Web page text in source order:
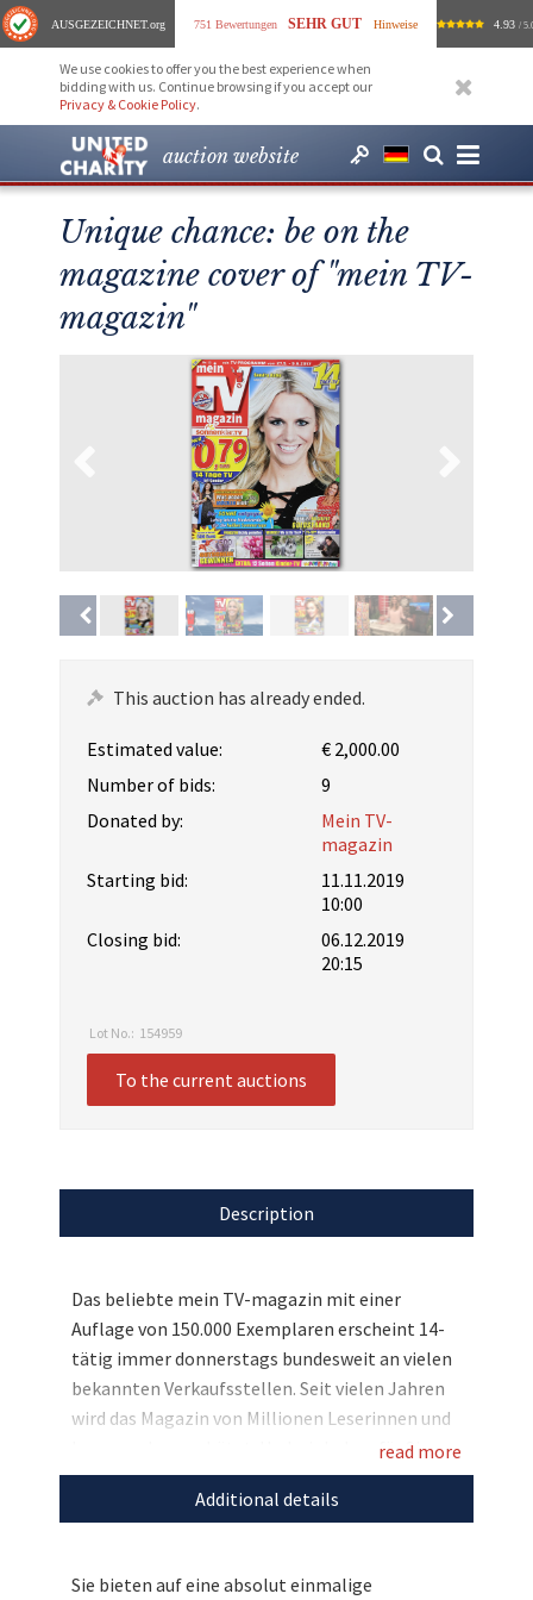
AUSGEZEICHNET.org 751 Bewertungen SEHR GUT Hinweise 4.93 /
We use cookies to offer you the best experience when
bidding with us. Continue browsing if you accept our
Privacy & Cookie Policy.
auction website
Unique chance: be on the
magazine cover of "mein TV-
magazin"
This auction has already ended.
Estimated value:
€ 2,000.00
Number of bids:
9
Donated by:
Mein TV-
magazin
Starting bid:
11.11.2019
10:00
Closing bid:
06.12.2019
20:15
Lot No.: 154959
To the current auctions
Description
Das beliebte mein TV-magazin mit einer
Auflage von 150.000 Exemplaren erscheint 14-
tätig immer donnerstags bundesweit an vielen
bekannten Verkaufsstellen. Seit vielen Jahren
wird das Magazin von Millionen Leserinnen und
Lesern sehr geschätzt. Und wir haben für Sie
zugunsten von Handicap International eine
absolut einmalige Chance, die es so bei uns auch
read more
Additional details
Sie bieten auf eine absolut einmalige